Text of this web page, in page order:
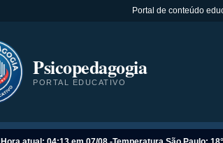
Portal de conteúdo
Psicopedagogia
PORTAL EDUCATIVO